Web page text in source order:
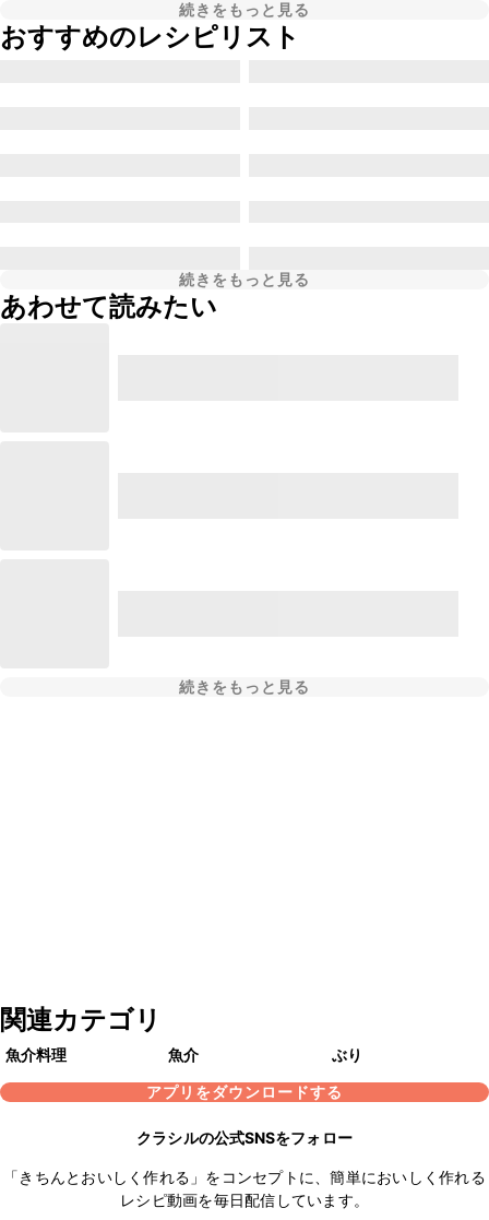
続きをもっと見る
おすすめのレシピリスト
続きをもっと見る
あわせて読みたい
続きをもっと見る
関連カテゴリ
魚介料理 魚介
ぶり
アプリをダウンロードする
クラシルの公式SNSをフォロー
「きちんとおいしく作れる」をコンセプトに、簡単においしく作れる
レシピ動画を毎日配信しています。